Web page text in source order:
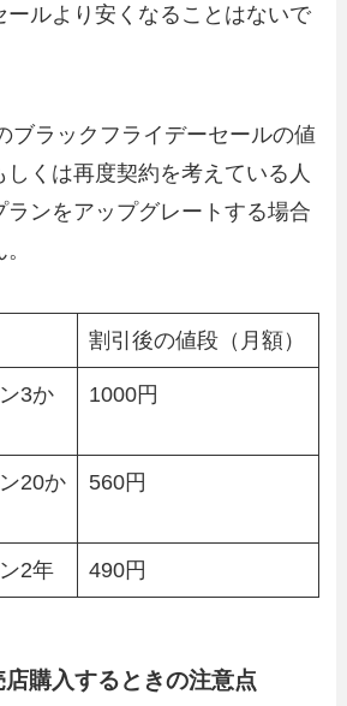
ールより安くなることはないで
ブラックフライデーセールの値
くは再度契約を考えている人
ランをアップグレートする場合
割引後の値段（月額）
3か
1000円
20か
560円
2年 490円
購入するときの注意点